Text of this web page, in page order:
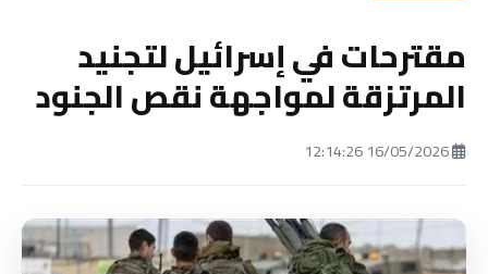
مقترحات في إسرائيل لتجنيد
المرتزقة لمواجهة نقص الجنود